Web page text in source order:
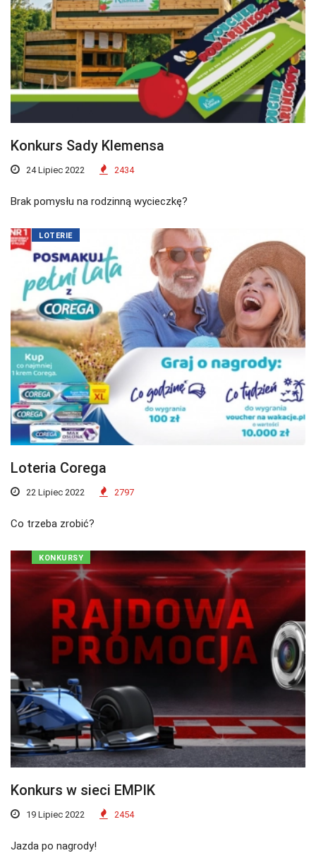
Konkurs Sady Klemensa
24 Lipiec 2022 2434
Brak pomysłu na rodzinną wycieczkę?
LOTERIE
Loteria Corega
22 Lipiec 2022 2797
Co trzeba zrobić?
KONKURSY
Konkurs w sieci EMPIK
19 Lipiec 2022 2454
Jazda po nagrody!